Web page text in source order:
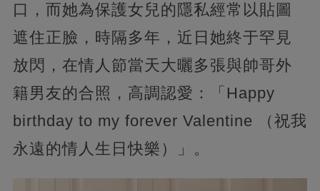
口，而她為保護女兒的隱私經常以貼圖
遮住正臉，時隔多年，近日她終于罕見
放閃，在情人節當天大曬多張與帥哥外
籍男友的合照，高調認愛：「Happy
birthday to my forever Valentine （祝我
永遠的情人生日快樂）」。